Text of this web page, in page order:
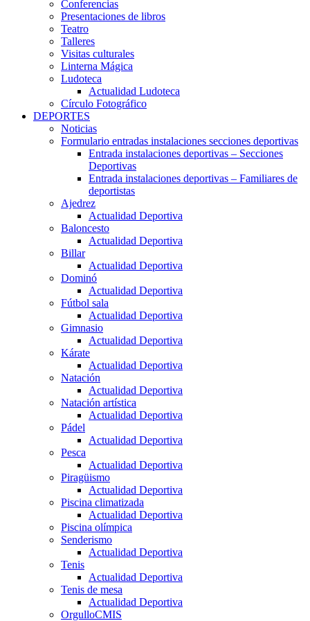
Conferencias
Presentaciones de libros
Teatro
Talleres
Visitas culturales
Linterna Mágica
Ludoteca
Actualidad Ludoteca
Círculo Fotográfico
DEPORTES
Noticias
Formulario entradas instalaciones secciones deportivas
Entrada instalaciones deportivas – Secciones
Deportivas
Entrada instalaciones deportivas – Familiares de
deportistas
Ajedrez
Actualidad Deportiva
Baloncesto
Actualidad Deportiva
Billar
Actualidad Deportiva
Dominó
Actualidad Deportiva
Fútbol sala
Actualidad Deportiva
Gimnasio
Actualidad Deportiva
Kárate
Actualidad Deportiva
Natación
Actualidad Deportiva
Natación artística
Actualidad Deportiva
Pádel
Actualidad Deportiva
Pesca
Actualidad Deportiva
Piragüismo
Actualidad Deportiva
Piscina climatizada
Actualidad Deportiva
Piscina olímpica
Senderismo
Actualidad Deportiva
Tenis
Actualidad Deportiva
Tenis de mesa
Actualidad Deportiva
OrgulloCMIS